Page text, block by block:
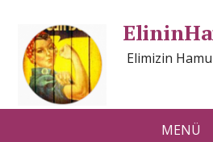
Elimizin
MENÜ